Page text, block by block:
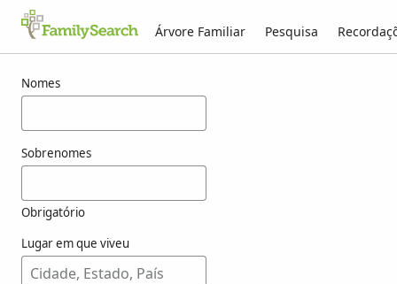
Árvore Familiar Pesquisa
Nomes
Sobrenomes
Obrigatório
Lugar em que viveu